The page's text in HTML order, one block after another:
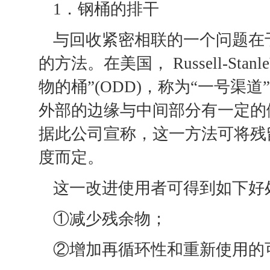
1．钢桶的排干
与回收紧密相联的一个问题
的方法。在美国， Russell-
物的桶”(ODD)，称为“一号渠
外部的边缘与中间部分有一定
据此公司宣称，这一方法可将
度而定。
这一改进使用者可得到如下好
①减少残余物；
②增加再循环性和重新使用的